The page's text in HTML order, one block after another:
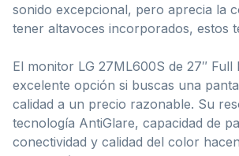
sonido excepcional, pero aprecia la
tener altavoces incorporados, estos
El monitor LG 27ML600S de 27″ Full
excelente opción si buscas una
calidad a un precio razonable. Su
tecnología AntiGlare, capacidad de
conectividad y calidad del color